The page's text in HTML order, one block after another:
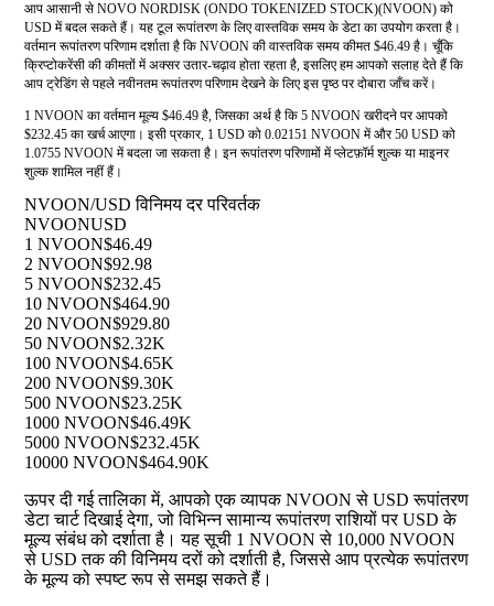
आप आसानी से NOVO NORDISK (ONDO TOKENIZED STOCK)(NVOON) को
USD में बदल सकते हैं। यह टूल रूपांतरण के लिए वास्तविक समय के डेटा का उपयोग करता है।
वर्तमान रूपांतरण परिणाम दर्शाता है कि NVOON की वास्तविक समय कीमत $46.49 है। चूँकि
क्रिप्टोकरेंसी की कीमतों में अक्सर उतार-चढ़ाव होता रहता है, इसलिए हम आपको सलाह देते हैं कि
आप ट्रेडिंग से पहले नवीनतम रूपांतरण परिणाम देखने के लिए इस पृष्ठ पर दोबारा जाँच करें।
1 NVOON का वर्तमान मूल्य $46.49 है, जिसका अर्थ है कि 5 NVOON खरीदने पर आपको
$232.45 का खर्च आएगा। इसी प्रकार, 1 USD को 0.02151 NVOON में और 50 USD को
1.0755 NVOON में बदला जा सकता है। इन रूपांतरण परिणामों में प्लेटफ़ॉर्म शुल्क या माइनर
शुल्क शामिल नहीं हैं।
NVOON/USD विनिमय दर परिवर्तक
NVOONUSD
1 NVOON$46.49
2 NVOON$92.98
5 NVOON$232.45
10 NVOON$464.90
20 NVOON$929.80
50 NVOON$2.32K
100 NVOON$4.65K
200 NVOON$9.30K
500 NVOON$23.25K
1000 NVOON$46.49K
5000 NVOON$232.45K
10000 NVOON$464.90K
ऊपर दी गई तालिका में, आपको एक व्यापक NVOON से USD रूपांतरण
डेटा चार्ट दिखाई देगा, जो विभिन्न सामान्य रूपांतरण राशियों पर USD के
मूल्य संबंध को दर्शाता है। यह सूची 1 NVOON से 10,000 NVOON
से USD तक की विनिमय दरों को दर्शाती है, जिससे आप प्रत्येक रूपांतरण
के मूल्य को स्पष्ट रूप से समझ सकते हैं।